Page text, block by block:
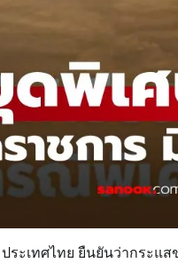
ระเทศไทย ยืนยันว่ากระแ